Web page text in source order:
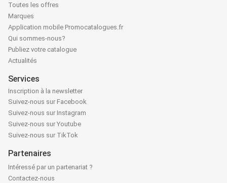
Toutes les offres
Marques
Application mobile Promocatalogues.fr
Qui sommes-nous?
Publiez votre catalogue
Actualités
Services
Inscription à la newsletter
Suivez-nous sur Facebook
Suivez-nous sur Instagram
Suivez-nous sur Youtube
Suivez-nous sur TikTok
Partenaires
Intéressé par un partenariat ?
Contactez-nous